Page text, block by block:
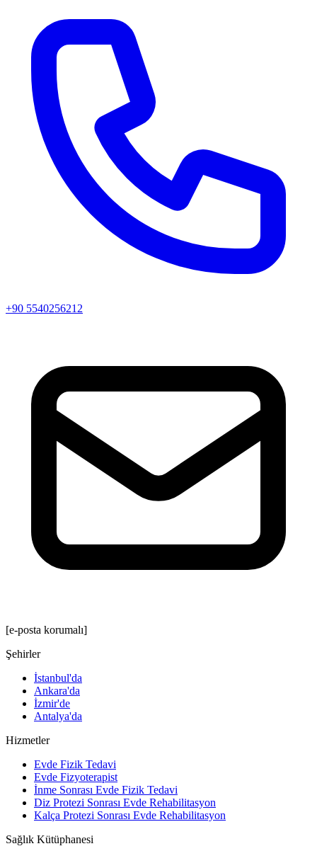
+90 5540256212
[e-posta korumalı]
Şehirler
İstanbul'da
Ankara'da
İzmir'de
Antalya'da
Hizmetler
Evde Fizik Tedavi
Evde Fizyoterapist
İnme Sonrası Evde Fizik Tedavi
Diz Protezi Sonrası Evde Rehabilitasyon
Kalça Protezi Sonrası Evde Rehabilitasyon
Sağlık Kütüphanesi